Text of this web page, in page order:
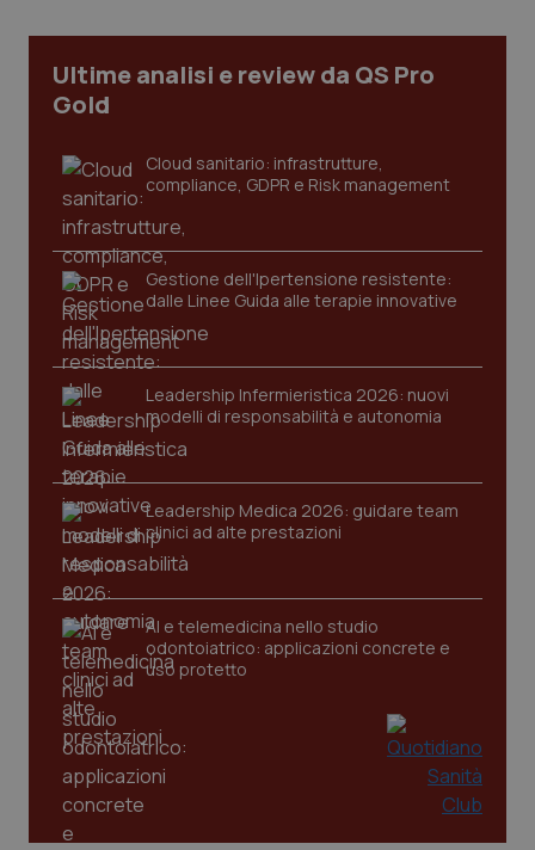
Ultime analisi e review da QS Pro
Gold
Cloud sanitario: infrastrutture,
compliance, GDPR e Risk management
Gestione dell'Ipertensione resistente:
dalle Linee Guida alle terapie innovative
Leadership Infermieristica 2026: nuovi
modelli di responsabilità e autonomia
Leadership Medica 2026: guidare team
clinici ad alte prestazioni
AI e telemedicina nello studio
odontoiatrico: applicazioni concrete e
uso protetto
sito web abilitandone funzionalità di base quali la
navigazione sulle pagine e l'accesso alle aree
protette del sito. Il sito web non è in grado di
Nome
Fornitore/
VISITOR_PRIVACY_METADATA
YouTube
www.quotidianosanita.it